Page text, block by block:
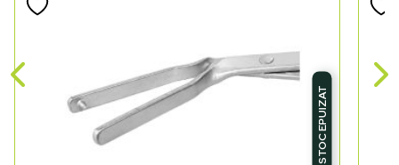
STOC EPUIZAT